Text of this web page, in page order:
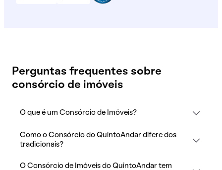
Perguntas frequentes sobre
consórcio de imóveis
O que é um Consórcio de Imóveis?
Como o Consórcio do QuintoAndar difere dos
tradicionais?
O Consórcio de Imóveis do QuintoAndar tem